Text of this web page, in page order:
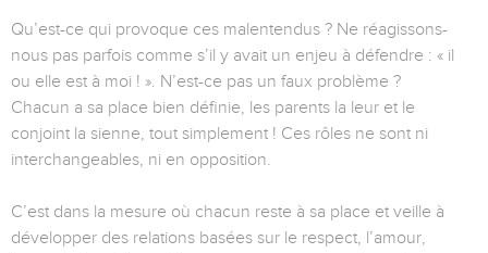
Qu’est-ce qui provoque ces malentendus ? Ne réagissons-
nous pas parfois comme s’il y avait un enjeu à défendre : « il
ou elle est à moi ! ». N’est-ce pas un faux problème ?
Chacun a sa place bien définie, les parents la leur et le
conjoint la sienne, tout simplement ! Ces rôles ne sont ni
interchangeables, ni en opposition.
C’est dans la mesure où chacun reste à sa place et veille à
développer des relations basées sur le respect, l’amour,